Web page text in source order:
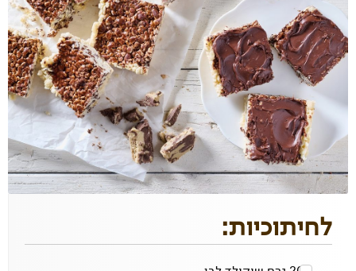
לחיתוכיות: